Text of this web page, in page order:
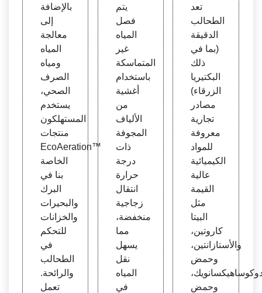
ية | F
luen
ce
بالإضافة
إلى
معالجة
المياه
ومياه
الصرف
الصحي،
يستخدم
المستهلكون
منتجات
EcoAeration™
الخاصة
بنا في
البرك
والبحيرات
والخزانات
للتحكم
في
الطحالب
والرائحة.
تعمل
lean
Equit
y فل
سطي
ن 20
20
يتم
فصل
المياه
غير
المتماسكة
باستخدام
أغشية
من
الألياف
المجوفة
ذات
درجة
حرارة
انتقال
زجاجية
منخفضة،
مما
يسهل
نقل
المياه
في
ن الط
حالب
الدقيق
ة - تط
ورها
تعد
الطحالب
الدقيقة
(بما في
ذلك
البكتيريا
الزرقاء)
مصادر
تجارية
معروفة
للمواد
الكيميائية
عالية
القيمة
مثل
البيتا
كاروتين،
والأستازانتين،
وحمض
وحمض